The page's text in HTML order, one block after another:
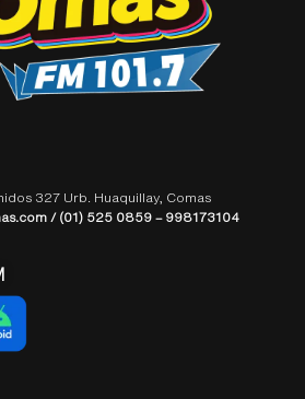
327 Urb. Huaquillay, Comas
/ (01) 525 0859 – 998173104